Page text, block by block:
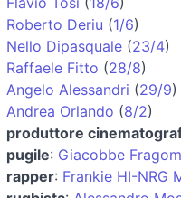
Roberto Deriu (1/6)
Nello Dipasquale (23/4)
Raffaele Fitto (28/8)
Angelo Alessandri (29/9)
Andrea Orlando (8/2)
produttore
pugile: Giacobbe
rapper: Frankie HI-NRG